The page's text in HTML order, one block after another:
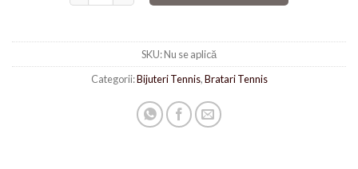
SKU:Nu se aplică
Categorii:Bijuteri Tennis,Bratari Tennis